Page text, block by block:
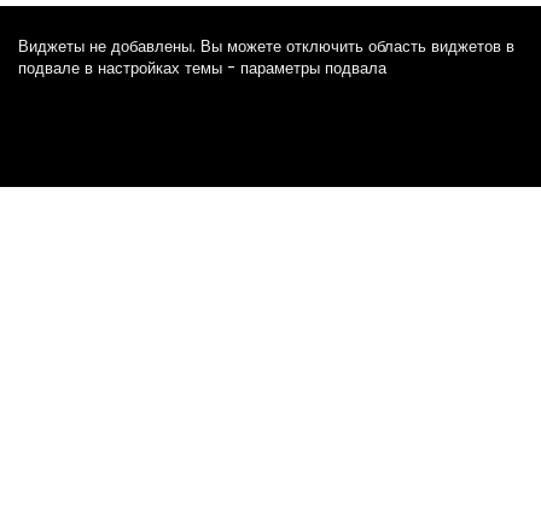
Виджеты не добавлены. Вы можете отключить область виджетов в
подвале в настройках темы - параметры подвала